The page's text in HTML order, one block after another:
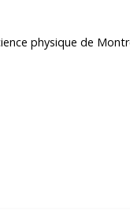
physique de